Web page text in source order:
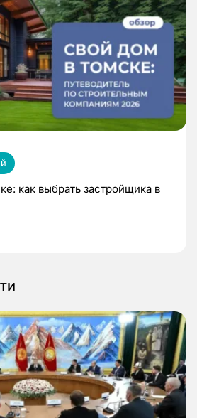
как выбрать застройщика в